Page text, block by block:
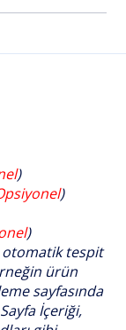
)
)
)
otomatik tespit
ürün
sayfasında
İçeriği,